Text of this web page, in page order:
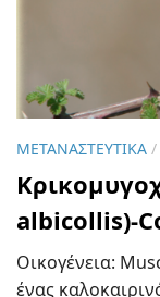
ΜΕΤΑΝΑΣΤΕΥΤΙΚΆ /
albicollis)-
Οικογένεια:
ένας